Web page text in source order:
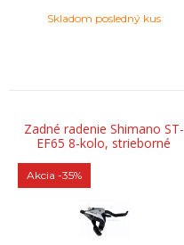
Skladom posledný kus
Zadné radenie Shimano ST-
EF65 8-kolo, strieborné
Akcia -35%